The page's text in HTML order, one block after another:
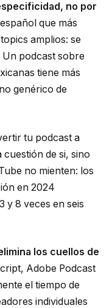
no por
que más
amplios: se
Un podcast sobre
tiene más
genérico de
tu podcast a
de si, sino
no mienten: los
en 2024
y 8 veces en seis
los cuellos de
Adobe Podcast
el tiempo de
individuales